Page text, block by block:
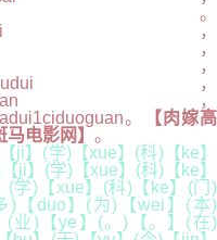
。
，
，
，
，
，
。
【肉嫁高
电影网】 。
(学)【xue】(科)【ke】
ji】(学)【xue】(科)【ke】
(学)【xue】(科)【ke】(门)
)【duo】(为)【wei】(本)
(业)【ye】(。)【。】(在)